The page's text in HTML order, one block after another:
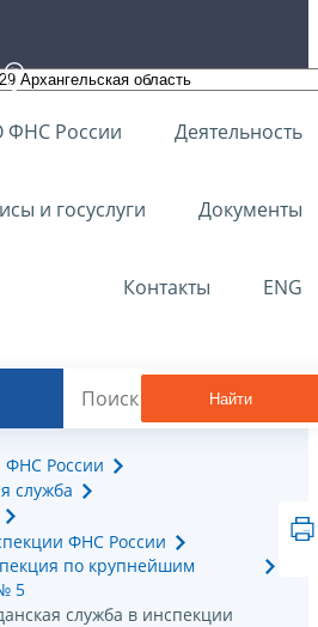
ФНС России Деятельность
и госуслуги Документы
Контакты ENG
Найти
России
служба
ФНС России
по крупнейшим
5
служба в инспекции